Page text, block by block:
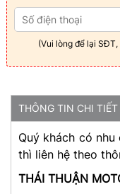
(Vui lòng để lại
THÔNG TIN CHI TIẾT
Quý khách có
thì liên hệ theo
THÁI THUẬN